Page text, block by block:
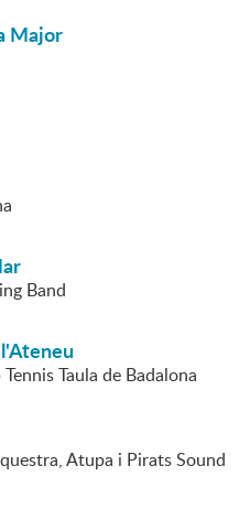
Major
Band
Taula de Badalona
Atupa i Pirats Sound